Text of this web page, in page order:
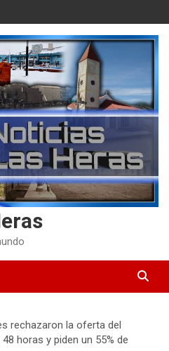
rechazaron la oferta del
horas y piden un 55% de